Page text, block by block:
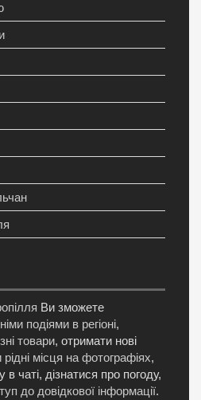
Ви зможете
подіями в регіоні,
товари, отримати нові
місця на фотографіях,
чаті, дізнатися про погоду,
до довідкової інформації.